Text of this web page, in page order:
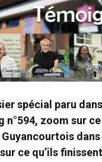
spécial paru
n°594, zoom sur
dans
ce qu’ils